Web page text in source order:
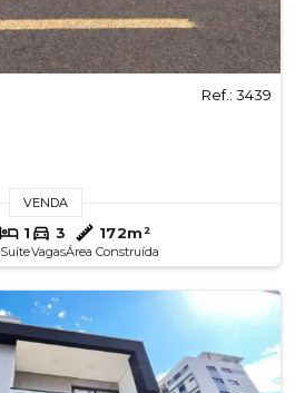
Ref.: 3439
VENDA
1
Suíte
3
Vagas
172m²
Área Construída